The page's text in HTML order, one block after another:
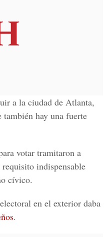
a la ciudad de Atlanta,
también hay una fuerte
votar tramitaron a
indispensable
cívico.
en el exterior daba
.